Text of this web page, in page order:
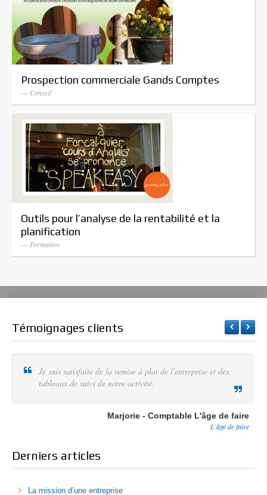
Prospection commerciale Gands Comptes
— Conseil
Outils pour l’analyse de la rentabilité et la
planification
— Formation
Témoignages clients
Je suis satisfaite de la remise à plat de l'entreprise et des
tableaux de suivi de notre activité.
Marjorie - Comptable L'âge de faire
L'âge de faire
Derniers articles
La mission d’une entreprise